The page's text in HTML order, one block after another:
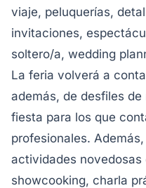
viaje, peluquerías,
invitaciones,
soltero/a, wedding
La feria volverá a
además, de desfiles
fiesta para los que
profesionales.
actividades novedosas
showcooking, charla